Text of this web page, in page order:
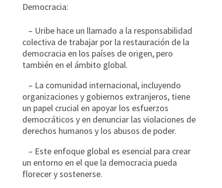
Democracia:
– Uribe hace un llamado a la responsabilidad
colectiva de trabajar por la restauración de la
democracia en los países de origen, pero
también en el ámbito global.
– La comunidad internacional, incluyendo
organizaciones y gobiernos extranjeros, tiene
un papel crucial en apoyar los esfuerzos
democráticos y en denunciar las violaciones de
derechos humanos y los abusos de poder.
– Este enfoque global es esencial para crear
un entorno en el que la democracia pueda
florecer y sostenerse.